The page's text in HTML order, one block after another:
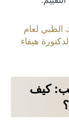
لعام
الدكتورة هيفاء
كيف